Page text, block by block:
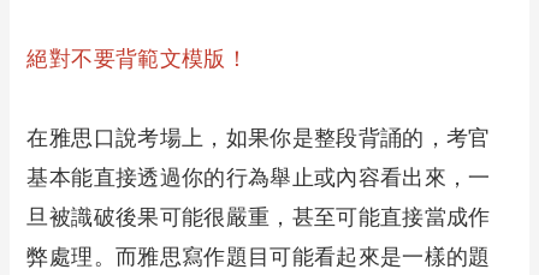
絕對不要背範文模版！
在雅思口說考場上，如果你是整段背誦的，考官
基本能直接透過你的行為舉止或內容看出來，一
旦被識破後果可能很嚴重，甚至可能直接當成作
弊處理。而雅思寫作題目可能看起來是一樣的題